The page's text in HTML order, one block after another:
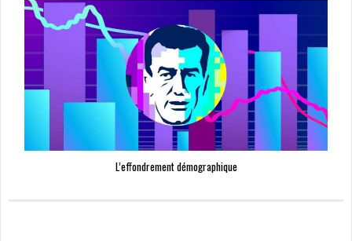
L’effondrement démographique